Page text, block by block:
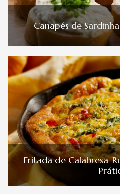
Canapés de
Fritada de Calabresa-